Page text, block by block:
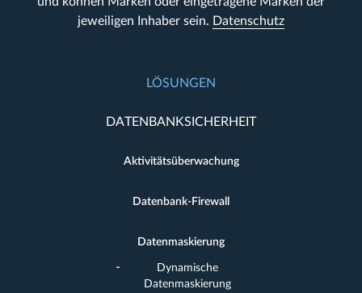
jeweiligen Inhaber sein. Datenschutz
LÖSUNGEN
DATENBANKSICHERHEIT
Aktivitätsüberwachung
Datenbank-Firewall
Datenmaskierung
Dynamische
Datenmaskierung